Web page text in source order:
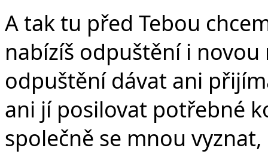
A tak tu před Tebou
nabízíš odpuštění i
odpuštění dávat ani
ani jí posilovat potřebné
společně se mnou